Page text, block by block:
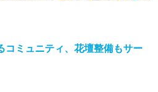
コミュニティ、花壇整備もサー